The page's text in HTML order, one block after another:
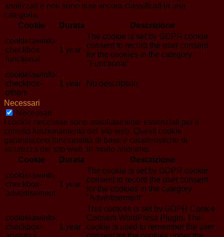
analizzati e non sono stati ancora classificati in una
categoria.
Cookie
Durata
Descrizione
cookielawinfo-
checkbox-
functional
1 year
The cookie is set by GDPR cookie
consent to record the user consent
for the cookies in the category
"Functional".
cookielawinfo-
checkbox-
others
1 year No description
Necessari
Necessari
I cookie necessari sono assolutamente essenziali per il
corretto funzionamento del sito web. Questi cookie
garantiscono funzionalità di base e caratteristiche di
sicurezza del sito web, in modo anonimo.
Cookie
Durata
Descrizione
cookielawinfo-
checkbox-
advertisement
1 year
The cookie is set by GDPR cookie
consent to record the user consent
for the cookies in the category
"Advertisement".
cookielawinfo-
checkbox-
1 year
This cookies is set by GDPR Cookie
Consent WordPress Plugin. The
cookie is used to remember the user